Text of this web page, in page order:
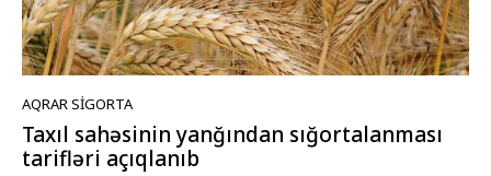
AQRAR SIGORTA
Taxıl sahəsinin yanğından sığortalanması
tarifləri açıqlanıb